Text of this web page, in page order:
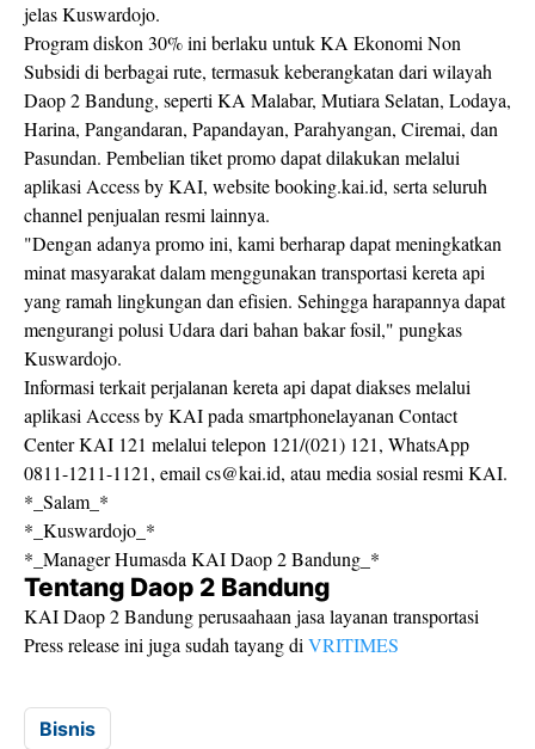
jelas Kuswardojo.
Program diskon 30% ini berlaku untuk KA Ekonomi Non
Subsidi di berbagai rute, termasuk keberangkatan dari wilayah
Daop 2 Bandung, seperti KA Malabar, Mutiara Selatan, Lodaya,
Harina, Pangandaran, Papandayan, Parahyangan, Ciremai, dan
Pasundan. Pembelian tiket promo dapat dilakukan melalui
aplikasi Access by KAI, website booking.kai.id, serta seluruh
channel penjualan resmi lainnya.
"Dengan adanya promo ini, kami berharap dapat meningkatkan
minat masyarakat dalam menggunakan transportasi kereta api
yang ramah lingkungan dan efisien. Sehingga harapannya dapat
mengurangi polusi Udara dari bahan bakar fosil," pungkas
Kuswardojo.
Informasi terkait perjalanan kereta api dapat diakses melalui
aplikasi Access by KAI pada smartphonelayanan Contact
Center KAI 121 melalui telepon 121/(021) 121, WhatsApp
0811-1211-1121, email cs@kai.id, atau media sosial resmi KAI.
*_Salam_*
*_Kuswardojo_*
*_Manager Humasda KAI Daop 2 Bandung_*
Tentang Daop 2 Bandung
KAI Daop 2 Bandung perusaahaan jasa layanan transportasi
Press release ini juga sudah tayang di VRITIMES
Bisnis